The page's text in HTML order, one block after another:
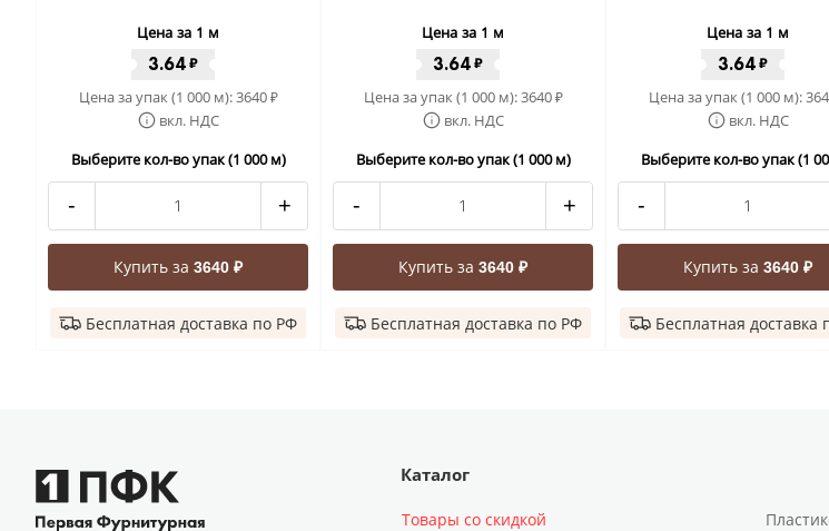
Цена за 1 м
3.64 ₽
Цена за упак (1 000 м):3640₽
вкл. НДС
Выберите кол-во упак (1 000 м)
- +
Купить за 3640 ₽
Бесплатная доставка по РФ
Цена за 1 м
3.64 ₽
Цена за упак (1 000 м):3640₽
вкл. НДС
Выберите кол-во упак (1 000 м)
- +
Купить за 3640 ₽
Бесплатная доставка по РФ
Цена за 1 м
3.64 ₽
Цена за упак (1 000 м):
вкл. НДС
Выберите кол-во упак (1
-
Купить за 3640 ₽
Бесплатная доставка
Каталог
Товары со скидкой